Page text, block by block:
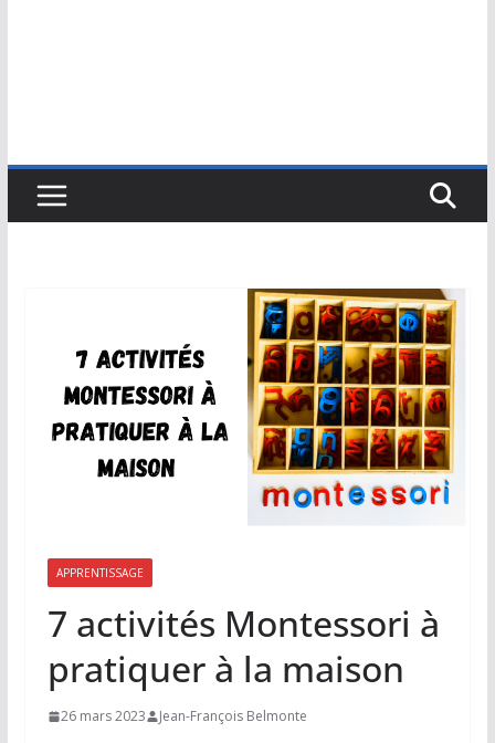
APPRENTISSAGE
7 activités Montessori à
pratiquer à la maison
26 mars 2023 Jean-François Belmonte